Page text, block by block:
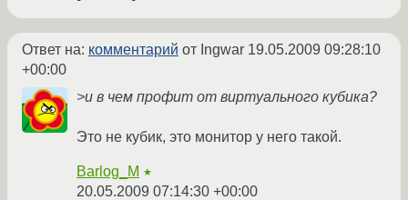
Ответ на: комментарий от Ingwar 19.05.2009 09:28:10
+00:00
>и в чем профит от виртуального кубика?
Это не кубик, это монитор у него такой.
Barlog_M ★
20.05.2009 07:14:30 +00:00